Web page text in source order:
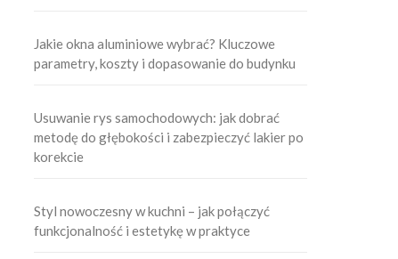
Jakie okna aluminiowe wybrać? Kluczowe
parametry, koszty i dopasowanie do budynku
Usuwanie rys samochodowych: jak dobrać
metodę do głębokości i zabezpieczyć lakier po
korekcie
Styl nowoczesny w kuchni – jak połączyć
funkcjonalność i estetykę w praktyce